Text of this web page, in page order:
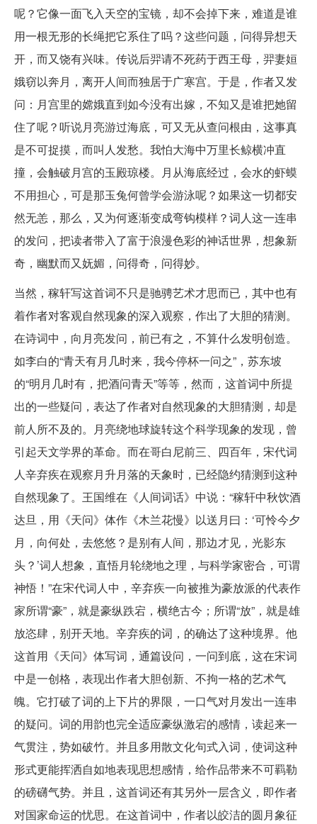
呢？它像一面飞入天空的宝镜，却不会掉下来，难道是谁
用一根无形的长绳把它系住了吗？这些问题，问得异想天
开，而又饶有兴味。传说后羿请不死药于西王母，羿妻姮
娥窃以奔月，离开人间而独居于广寒宫。于是，作者又发
问：月宫里的嫦娥直到如今没有出嫁，不知又是谁把她留
住了呢？听说月亮游过海底，可又无从查问根由，这事真
是不可捉摸，而叫人发愁。我怕大海中万里长鲸横冲直
撞，会触破月宫的玉殿琼楼。月从海底经过，会水的虾蟆
不用担心，可是那玉兔何曾学会游泳呢？如果这一切都安
然无恙，那么，又为何逐渐变成弯钩模样？词人这一连串
的发问，把读者带入了富于浪漫色彩的神话世界，想象新
奇，幽默而又妩媚，问得奇，问得妙。
当然，稼轩写这首词不只是驰骋艺术才思而已，其中也有
着作者对客观自然现象的深入观察，作出了大胆的猜测。
在诗词中，向月亮发问，前已有之，不算什么发明创造。
如李白的“青天有月几时来，我今停杯一问之”，苏东坡
的“明月几时有，把酒问青天”等等，然而，这首词中所提
出的一些疑问，表达了作者对自然现象的大胆猜测，却是
前人所不及的。月亮绕地球旋转这个科学现象的发现，曾
引起天文学界的革命。而在哥白尼前三、四百年，宋代词
人辛弃疾在观察月升月落的天象时，已经隐约猜测到这种
自然现象了。王国维在《人间词话》中说：“稼轩中秋饮酒
达旦，用《天问》体作《木兰花慢》以送月曰：‘可怜今夕
月，向何处，去悠悠？是别有人间，那边才见，光影东
头？’词人想象，直悟月轮绕地之理，与科学家密合，可谓
神悟！”在宋代词人中，辛弃疾一向被推为豪放派的代表作
家所谓“豪”，就是豪纵跌宕，横绝古今；所谓“放”，就是雄
放恣肆，别开天地。辛弃疾的词，的确达了这种境界。他
这首用《天问》体写词，通篇设问，一问到底，这在宋词
中是一创格，表现出作者大胆创新、不拘一格的艺术气
魄。它打破了词的上下片的界限，一口气对月发出一连串
的疑问。词的用韵也完全适应豪纵激宕的感情，读起来一
气贯注，势如破竹。并且多用散文化句式入词，使词这种
形式更能挥洒自如地表现思想感情，给作品带来不可羁勒
的磅礴气势。并且，这首词还有其另外一层含义，即作者
对国家命运的忧思。在这首词中，作者以皎洁的圆月象征